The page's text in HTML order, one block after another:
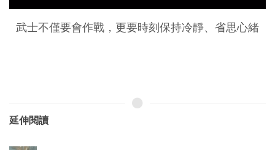
武士不僅要會作戰，更要時刻保持冷靜、省思心緒
延伸閱讀